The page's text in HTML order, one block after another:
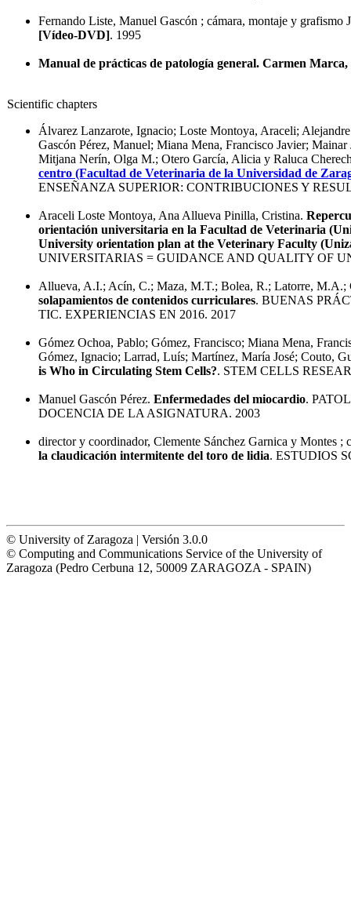
Fernando Liste, Manuel Gascón ; cámara, montaje y grafismo
[Vídeo-DVD]. 1995
Manual de prácticas de patología general. Carmen
Scientific chapters
Álvarez Lanzarote, Ignacio; Loste Montoya, Araceli;
Gascón Pérez, Manuel; Miana Mena, Francisco Javier;
Mitjana Nerín, Olga M.; Otero García, Alicia y Raluca
centro (Facultad de Veterinaria de la Universidad de
ENSEÑANZA SUPERIOR: CONTRIBUCIONES Y
Araceli Loste Montoya, Ana Allueva Pinilla, Cristina.
orientación universitaria en la Facultad de Veterinaria
University orientation plan at the Veterinary Faculty
UNIVERSITARIAS = GUIDANCE AND QUALITY OF
Allueva, A.I.; Acín, C.; Maza, M.T.; Bolea, R.; Latorre, M.A.;
solapamientos de contenidos curriculares. BUENAS
TIC. EXPERIENCIAS EN 2016. 2017
Gómez Ochoa, Pablo; Gómez, Francisco; Miana Mena,
Gómez, Ignacio; Larrad, Luís; Martínez, María José; Couto,
is Who in Circulating Stem Cells?. STEM CELLS
Manuel Gascón Pérez. Enfermedades del miocardio.
DOCENCIA DE LA ASIGNATURA. 2003
director y coordinador, Clemente Sánchez Garnica y Montes
la claudicación intermitente del toro de lidia. ESTUDIOS
© University of Zaragoza | Versión 3.0.0
© Computing and Communications Service of the University of
Zaragoza (Pedro Cerbuna 12, 50009 ZARAGOZA - SPAIN)